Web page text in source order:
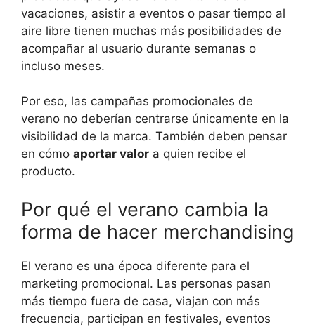
vacaciones, asistir a eventos o pasar tiempo al
aire libre tienen muchas más posibilidades de
acompañar al usuario durante semanas o
incluso meses.
Por eso, las campañas promocionales de
verano no deberían centrarse únicamente en la
visibilidad de la marca. También deben pensar
en cómo aportar valor a quien recibe el
producto.
Por qué el verano cambia la
forma de hacer merchandising
El verano es una época diferente para el
marketing promocional. Las personas pasan
más tiempo fuera de casa, viajan con más
frecuencia, participan en festivales, eventos